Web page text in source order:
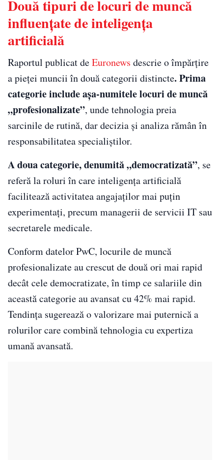
Două tipuri de locuri de muncă
influențate de inteligența
artificială
Raportul publicat deEuronews descrie o împărțire
a pieței muncii în două categorii distincte. Prima
categorie include așa-numitele locuri de muncă
„profesionalizate”, unde tehnologia preia
sarcinile de rutină, dar decizia și analiza rămân în
responsabilitatea specialiștilor.
A doua categorie, denumită „democratizată”, se
referă la roluri în care inteligența artificială
facilitează activitatea angajaților mai puțin
experimentați, precum managerii de servicii IT sau
secretarele medicale.
Conform datelor PwC, locurile de muncă
profesionalizate au crescut de două ori mai rapid
decât cele democratizate, în timp ce salariile din
această categorie au avansat cu 42% mai rapid.
Tendința sugerează o valorizare mai puternică a
rolurilor care combină tehnologia cu expertiza
umană avansată.